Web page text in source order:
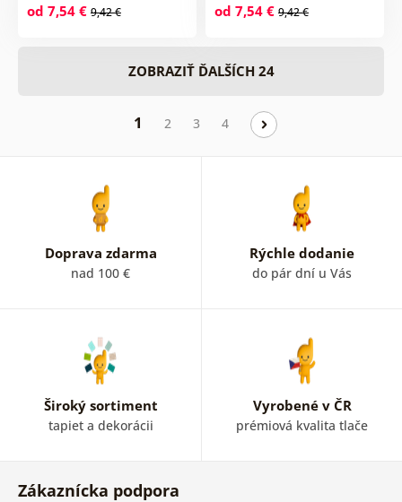
od 7,54 € 9,42 € od 7,54 € 9,42 €
ZOBRAZIŤ ĎALŠÍCH 24
1 2 3 4
Doprava zdarma
nad 100 €
Rýchle dodanie
do pár dní u Vás
Široký sortiment
tapiet a dekorácii
Vyrobené v ČR
prémiová kvalita tlače
Zákaznícka podpora